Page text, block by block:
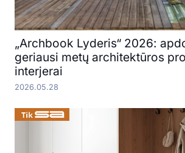
„Archbook Lyderis“ 2026:
geriausi metų architektūros
interjerai
2026.05.28